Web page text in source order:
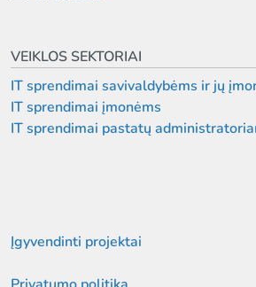
VEIKLOS SEKTORIAI
IT sprendimai savivaldybėms ir jų
IT sprendimai įmonėms
IT sprendimai pastatų
Įgyvendinti projektai